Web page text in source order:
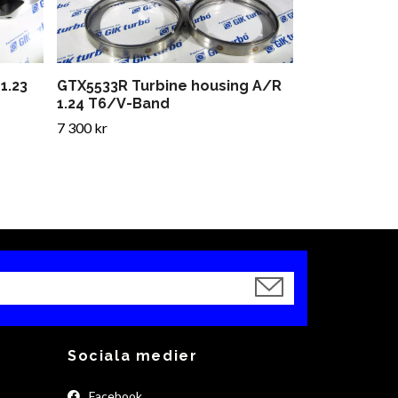
GTX5533R Turbine housing A/R
1.24 T6/V-Band
7 300 kr
Sociala medier